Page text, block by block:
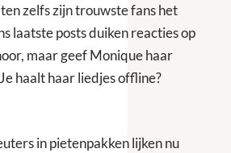
zelfs zijn trouwste fans het
laatste posts duiken reacties op
maar geef Monique haar
haalt haar liedjes offline?
in pietenpakken lijken nu